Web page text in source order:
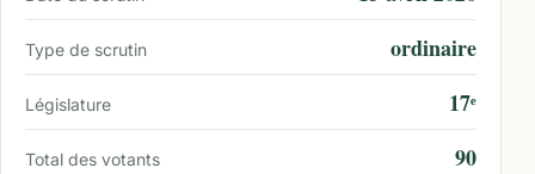
Type de scrutin ordinaire
Législature 17ᵉ
Total des votants 90